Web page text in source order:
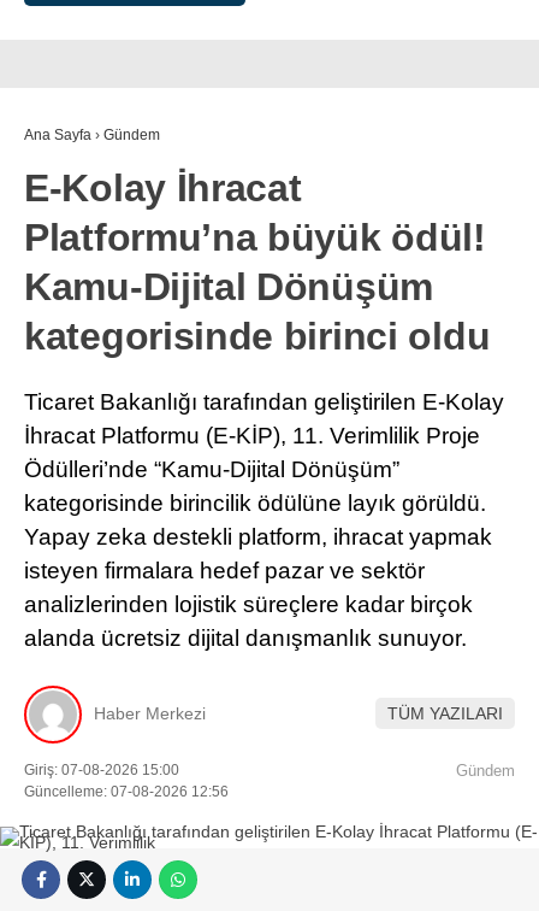
Ana Sayfa › Gündem
E-Kolay İhracat
Platformu’na büyük ödül!
Kamu-Dijital Dönüşüm
kategorisinde birinci oldu
Ticaret Bakanlığı tarafından geliştirilen E-Kolay
İhracat Platformu (E-KİP), 11. Verimlilik Proje
Ödülleri’nde “Kamu-Dijital Dönüşüm”
kategorisinde birincilik ödülüne layık görüldü.
Yapay zeka destekli platform, ihracat yapmak
isteyen firmalara hedef pazar ve sektör
analizlerinden lojistik süreçlere kadar birçok
alanda ücretsiz dijital danışmanlık sunuyor.
Haber Merkezi TÜM YAZILARI
Giriş: 07-08-2026 15:00
Güncelleme: 07-08-2026 12:56
Gündem